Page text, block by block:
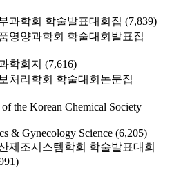
과학회 학술발표대회집 (7,839)
영양과학회 학술대회발표집
학회지 (7,616)
처리학회 학술대회논문집
the Korean Chemical Society
& Gynecology Science (6,205)
제조시스템학회 학술발표대회